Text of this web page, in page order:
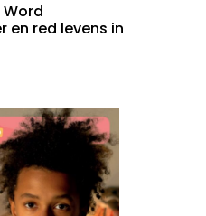
en red levens in